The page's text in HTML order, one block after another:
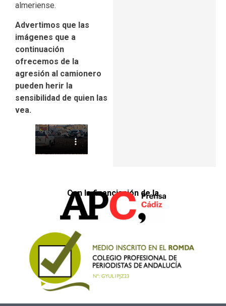
almeriense.
Advertimos que las
imágenes que a
continuación
ofrecemos de la
agresión al camionero
pueden herir la
sensibilidad de quien las
vea.
Con la financiación de la